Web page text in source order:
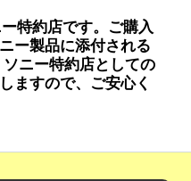
特約店です。ご購入
ー製品に添付される
ニー特約店としての
ますので、ご安心く